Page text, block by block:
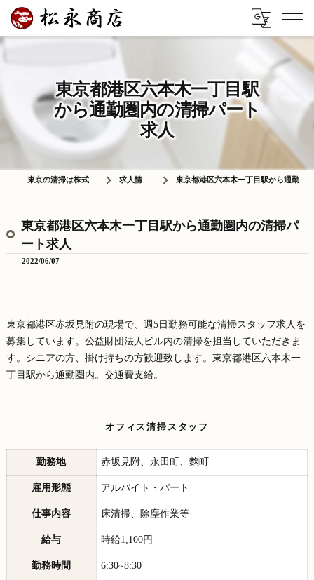
東京都港区六本木一丁目駅
から通勤圏内の清掃パート
求人
東京の清掃は株式会社松永商店 求人情報ブログ 東京都港区六本木一丁目駅から通勤圏内の清掃パート求人
東京都港区六本木一丁目駅から通勤圏内の清掃パ
ート求人
2022/06/07
東京都港区赤坂見附の現場で、週5日勤務可能な清掃スタッフ求人を
募集しています。公益財団法人ビル内の清掃を担当していただきま
す。シニアの方、掛け持ちの方歓迎致します。東京都港区六本木一
丁目駅から通勤圏内。交通費支給。
オフィス清掃スタッフ
勤務地 赤坂見附、永田町、麴町
雇用形態 アルバイト・パート
仕事内容 床清掃、除塵作業等
給与 時給1,100円
勤務時間 6:30~8:30